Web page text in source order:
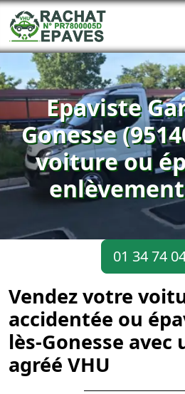
Epaviste
Gonesse
voiture ou
01 34 74
Vendez votre
accidentée ou
lès-Gonesse avec
agréé VHU